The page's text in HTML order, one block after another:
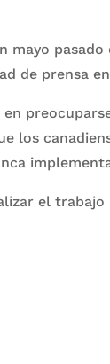
mayo pasado
de prensa en
los
el